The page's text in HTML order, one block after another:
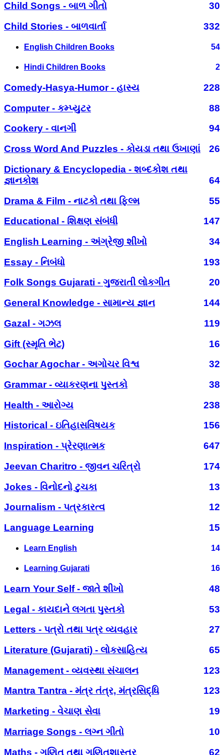
Child Songs - બાળ ગીતો
30
Child Stories - બાળવાર્તા
332
English Children Books 54
Hindi Children Books 2
Comedy-Hasya-Humor - હાસ્ય
228
Computer - કમ્પ્યુટર
88
Cookery - વાનગી
94
Cross Word And Puzzles - કોયડા તથા ઉખાણાં
26
Dictionary & Encyclopedia - શબ્દકોશ તથા
જ્ઞાનકોશ
64
Drama & Film - નાટકો તથા ફિલ્મ
55
Educational - શિક્ષણ સંબંધી
147
English Learning - અંગ્રેજી શીખો
34
Essay - નિબંધો
193
Folk Songs Gujarati - ગુજરાતી લોકગીત
20
General Knowledge - સામાન્ય જ્ઞાન
144
Gazal - ગઝલ
119
Gift (સ્મૃતિ ભેટ)
16
Gochar Agochar - અગોચર વિશ્વ
32
Grammar - વ્યાકરણના પુસ્તકો
38
Health - આરોગ્ય
238
Historical - ઇતિહાસવિષયક
156
Inspiration - પ્રેરણાત્મક
647
Jeevan Charitro - જીવન ચરિત્રો
174
Jokes - વિનોદનો ટુચકા
13
Journalism - પત્રકારત્વ
12
Language Learning
15
Learn English 14
Learning Gujarati 16
Learn Your Self - જાતે શીખો
48
Legal - કાયદાને લગતા પુસ્તકો
53
Letters - પત્રો તથા પત્ર વ્યવહાર
27
Literature (Gujarati) - લોકસાહિત્ય
65
Management - વ્યવસ્થા સંચાલન
123
Mantra Tantra - મંત્ર તંત્ર, મંત્રસિદ્ધિ
123
Marketing - વેચાણ સેવા
19
Marriage Songs - લગ્ન ગીતો
10
Maths - ગણિત તથા ગણિતશાસ્ત્ર
62